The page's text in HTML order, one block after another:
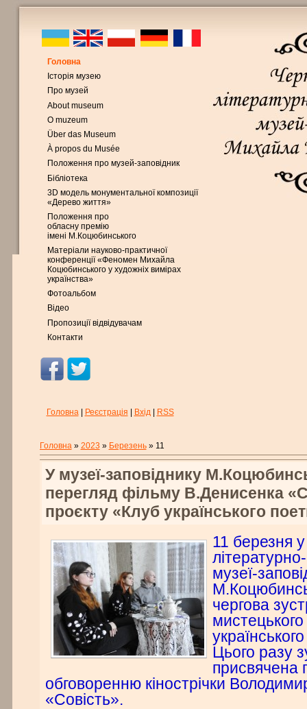
Головна
Історія музею
Про музей
About museum
O muzeum
Über das Museum
À propos du Musée
Положення про музей-заповідник
Бібліотека
3D модель монументальної композиції
«Дерево життя»
Положення про
обласну премію
імені М.Коцюбинського
Матеріали науково-практичної
конференції «Феномен Михайла
Коцюбинського у художніх вимірах
українства»
Фотоальбом
Відео
Пропозиції відвідувачам
Контакти
Головна| Реєстрація Вхід| RSS
Головна» 2023 » Березень » 11
У музеї-заповіднику
перегляд фільму В.Денисенка
проєкту «Клуб українського
11 березня у
музеї-
чергова
Цього разу
присвячена
обговоренню кінострічки
«Совість».